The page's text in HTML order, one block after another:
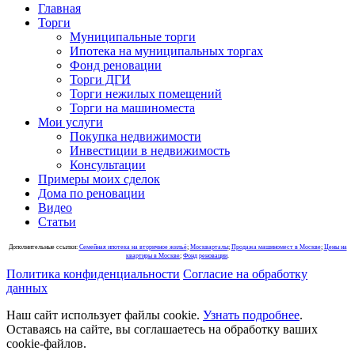
Главная
Торги
Муниципальные торги
Ипотека на муниципальных торгах
Фонд реновации
Торги ДГИ
Торги нежилых помещений
Торги на машиноместа
Мои услуги
Покупка недвижимости
Инвестиции в недвижимость
Консультации
Примеры моих сделок
Дома по реновации
Видео
Статьи
Дополнительные ссылки: Семейная ипотека на вторичное жильё; Москварталы; Продажа машиномест в Москве; Цены на
квартиры в Москве; Фонд реновации
Политика конфиденциальности Согласие на обработку
данных
Наш сайт использует файлы cookie. Узнать подробнее.
Оставаясь на сайте, вы соглашаетесь на обработку ваших
cookie-файлов.